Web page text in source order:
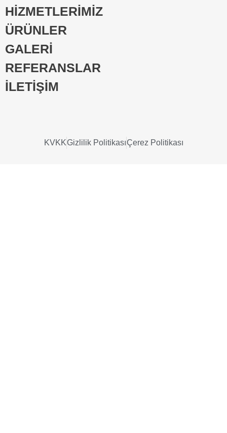
HİZMETLERİMİZ
ÜRÜNLER
GALERİ
REFERANSLAR
İLETİŞİM
KVKKGizlilik PolitikasıÇerez Politikası